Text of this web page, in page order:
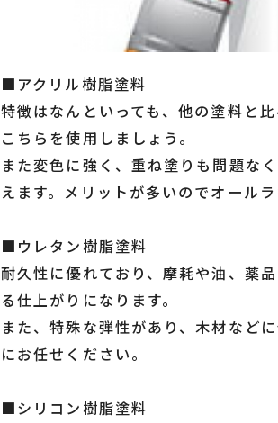
■アクリル樹脂塗料
特徴はなんといっても、他の塗料と
こちらを使用しましょう。
また変色に強く、重ね塗りも問題な
えます。メリットが多いのでオール
■ウレタン樹脂塗料
耐久性に優れており、摩耗や油、薬
る仕上がりになります。
また、特殊な弾性があり、木材など
にお任せください。
■シリコン樹脂塗料